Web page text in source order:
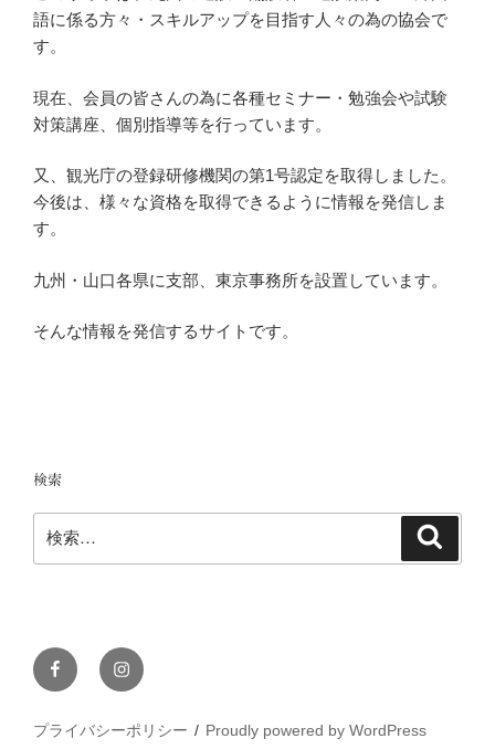
語に係る方々・スキルアップを目指す人々の為の協会で
す。
現在、会員の皆さんの為に各種セミナー・勉強会や試験
対策講座、個別指導等を行っています。
又、観光庁の登録研修機関の第1号認定を取得しました。
今後は、様々な資格を取得できるように情報を発信しま
す。
九州・山口各県に支部、東京事務所を設置しています。
そんな情報を発信するサイトです。
検索
索:
FacebookInstagram
プライバシーポリシー Proudly powered by WordPress